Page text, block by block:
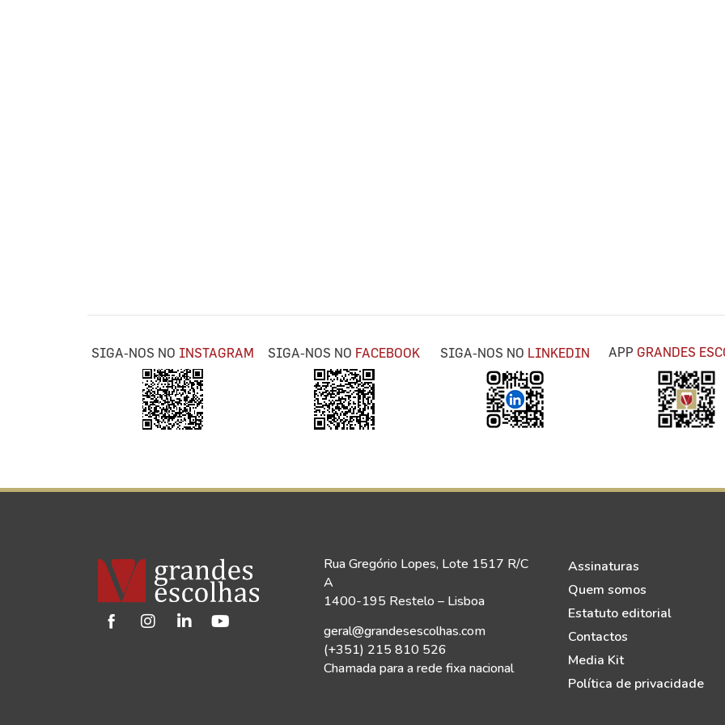
SIGA-NOS NO INSTAGRAM SIGA-NOS NO FACEBOOK SIGA-NOS NO LINKEDIN APP GRANDES
Rua Gregório Lopes, Lote 1517 R/C
A
1400-195 Restelo – Lisboa
geral@grandesescolhas.com
(+351) 215 810 526
Chamada para a rede fixa nacional
Assinaturas
Quem somos
Estatuto editorial
Contactos
Media Kit
Política de privacidade